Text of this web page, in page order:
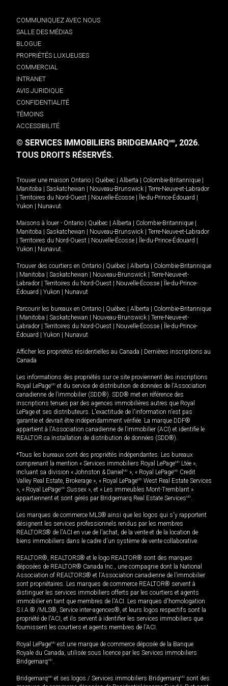
COMMUNIQUEZ AVEC NOUS
SALLE DES MÉDIAS
BLOGUE
PROPRIÉTÉS LUXUEUSES
COMMERCIAL
INTRANET
AVIS JURIDIQUE
CONFIDENTIALITÉ
TÉMOINS
ACCESSIBILITÉ
© SERVICES IMMOBILIERS BRIDGEMARQMD, 2026.
TOUS DROITS RÉSERVÉS.
Trouver une maison Ontario Québec Alberta Colombie-Britannique
Manitoba
Saskatchewan Nouveau-Brunswick
Terre-Neuve-et-Labrador
Territoires du Nord-Ouest Nouvelle-Écosse Île-du-Prince-Édouard
Yukon
Nunavut.
Maisons à louer - Ontario Québec Alberta Colombie-Britannique
Manitoba
Saskatchewan Nouveau-Brunswick
Terre-Neuve-et-Labrador
Territoires du Nord-Ouest Nouvelle-Écosse Île-du-Prince-Édouard
Yukon
Nunavut.
Trouver des courtiers en Ontario Québec Alberta
Colombie-Britannique
Manitoba Saskatchewan Nouveau-Brunswick
Terre-Neuve-et-
Labrador
Territoires du Nord-Ouest Nouvelle-Écosse
Île-du-Prince-
Édouard
Yukon Nunavut
Parcourir les bureaux en Ontario Québec Alberta
Colombie-Britannique
Manitoba Saskatchewan Nouveau-Brunswick
Terre-Neuve-et-
Labrador
Territoires du Nord-Ouest Nouvelle-Écosse
Île-du-Prince-
Édouard
Yukon Nunavut
Afficher les propriétés résidentielles au Canada
Dernières inscriptions au
Canada
Les informations des propriétés sur ce site proviennent des inscriptions
Royal LePageMD et du service de distribution de données de l'Association
canadienne de l’immobilier (SDD®). SDD® met en référence des
inscriptions tenues par des agences immobilières autres que Royal
LePage et ses distributeurs. L'exactitude de l'information n'est pas
garantie et devrait être indépendamment vérifiée. La marque DDF®
appartient à l'Association canadienne de l’immobilier (ACI) et identifie le
REALTOR.ca Installation de distribution de données (SDD®).
*Tous les bureaux sont des propriétés indépendantes. Les bureaux
comprenant la mention « Services immobiliers Royal LePageMD Ltée »,
incluant sa division « Johnston & Daniel MD », « Royal LePageMD Credit
Valley Real Estate, Brokerage », « Royal LePageMD West Real Estate Services
», « Royal LePageMD Sussex », et « Les immeubles Mont-Tremblant »
appartiennent et sont gérés par Bridgemarq Real Estate ServicesMD.
Les marques de commerce MLS® ainsi que les logos qui s'y rapportent
désignent les services professionnels rendus par les membres
REALTORS® de l'ACI en vue de l'achat, de la vente et de la location de
biens immobiliers dans le cadre d'un système de vente collaborative.
REALTOR®, REALTORS® et le logo REALTOR® sont des marques
déposées de REALTOR® Canada Inc., une compagnie dont la National
Association of REALTORS® et l'Association canadienne de l’immobilier
sont propriétaires. Les marques de commerce REALTOR® servent à
distinguer les services immobiliers offerts par les courtiers et agents
immobilier en tant que membres de l'ACI. Les marques d'homologation
S.I.A.® /MLS®, Service inter-agences®, et leurs logos respectifs sont la
propriété de l'ACI, et ils servent à identifier les services immobiliers que
fournissent les courtiers et agents membres de l'ACI.
Royal LePageMD est une marque de commerce déposée de la Banque
Royale du Canada, utilisée sous licence par les Services immobiliers
BridgemarqMD.
BridgemarqMD et ses logos / Services immobiliers BridgemarqMD sont des